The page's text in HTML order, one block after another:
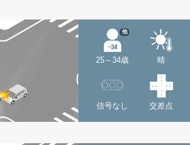
25～34歳
他
晴
信号なし 交差点